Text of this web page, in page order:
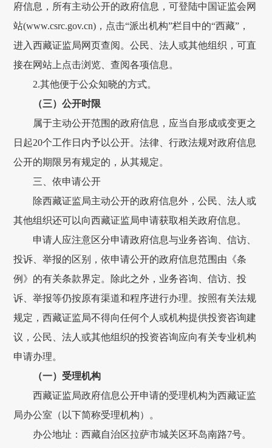
府信息， 所有主动公开的政府信息，可登陆中国证监会网
站(www.csrc.gov.cn) ，点击“派出机构”栏目中的“西藏”，
进入西藏证监局网页查阅。公民、法人或其他组织，可直
接在网站上点击浏览、查阅各项信息。
2.其他便于公众知晓的方式。
（三）公开时限
属于主动公开范围 的政府信息，应当自形成或变更之
日起20个工作日内予以公开。法律、行政法规对政府信息
公开的期限另有规定的，从其规定。
三、依申请公开
除西藏证监局主动公开的政府信息外，公民、法人或
其他组织还可以向西藏证监局申请获取相关政府信息。
申请人应注意区分申请政府信息与业务咨询、信访
投诉、举报的区别，依申请公开的政府信息范围由《条
例 》的有关条款界定。除此之外，业务咨询、信访 、投
诉、举报等仍按原有渠道和程序进行办理。按照有关法规
规定，西藏证监局不得向任何个人或机构提供投资咨询建
议，公民、法人或其他组织的投资咨询应向有关专业机构
申请办理。
（一）受理机构
西藏证监局政府信息公开申请的受理机构为西藏证监
局办公室 （以下简称受理机构）。
办公地址：西藏自治区拉萨市城关区环岛南路7号。